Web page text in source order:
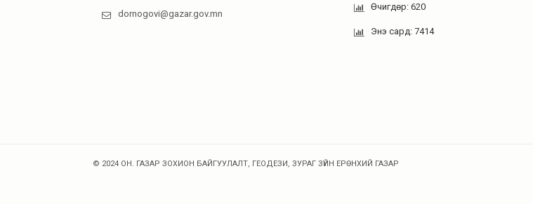
dornogovi@gazar.gov.mn
Өчигдөр: 620
Энэ сард: 7414
© 2024 ОН. ГАЗАР ЗОХИОН БАЙГУУЛАЛТ, ГЕОДЕЗИ, ЗУРАГ ЗҮЙН ЕРӨНХИЙ ГАЗАР